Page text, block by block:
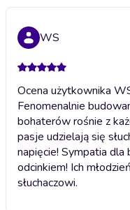
WS
Ocena użytkownika
Fenomenalnie
bohaterów rośnie z
pasje udzielają się
napięcie! Sympatia
odcinkiem! Ich
słuchaczowi.